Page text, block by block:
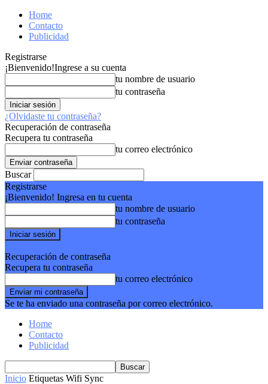
Home
Contacto
Publicidad
Registrarse
¡Bienvenido!Ingrese a su cuenta
tu nombre de usuario
tu contraseña
¿Olvidaste tu contraseña?
Recuperación de contraseña
Recupera tu contraseña
tu correo electrónico
Buscar
Registrarse
¡Bienvenido! Ingresa en tu cuenta
tu nombre de usuario
tu contraseña
Recuperación de contraseña
Recupera tu contraseña
tu correo electrónico
Se te ha enviado una contraseña por correo electrónico.
Home
Contacto
Publicidad
Inicio Etiquetas Wifi Sync